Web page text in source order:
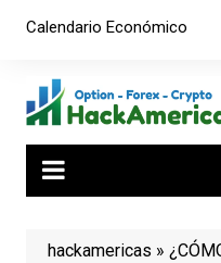
Calendario Económico
hackamericas »